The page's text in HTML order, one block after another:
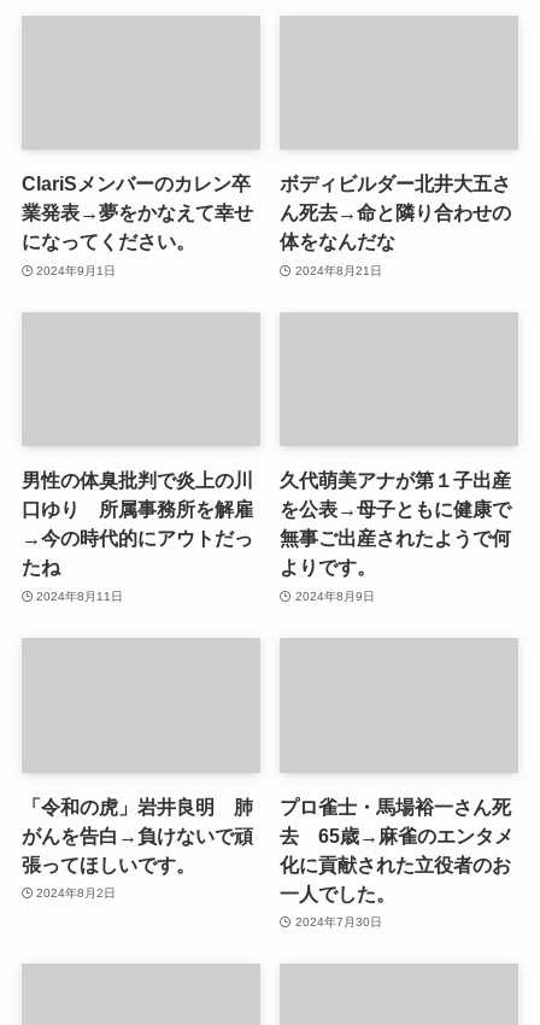
ClariSメンバーのカレン卒
業発表→夢をかなえて幸せ
になってください。
2024年9月1日
ボディビルダー北井大五さ
ん死去→命と隣り合わせの
体をなんだな
2024年8月21日
男性の体臭批判で炎上の川
口ゆり 所属事務所を解雇
→今の時代的にアウトだっ
たね
2024年8月11日
久代萌美アナが第１子出産
を公表→母子ともに健康で
無事ご出産されたようで何
よりです。
2024年8月9日
「令和の虎」岩井良明 肺
がんを告白→負けないで頑
張ってほしいです。
2024年8月2日
プロ雀士・馬場裕一さん死
去 65歳→麻雀のエンタメ
化に貢献された立役者のお
一人でした。
2024年7月30日